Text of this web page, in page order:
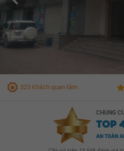
323 khách quan tâm
CHUNG
TOP
AN TOÀN